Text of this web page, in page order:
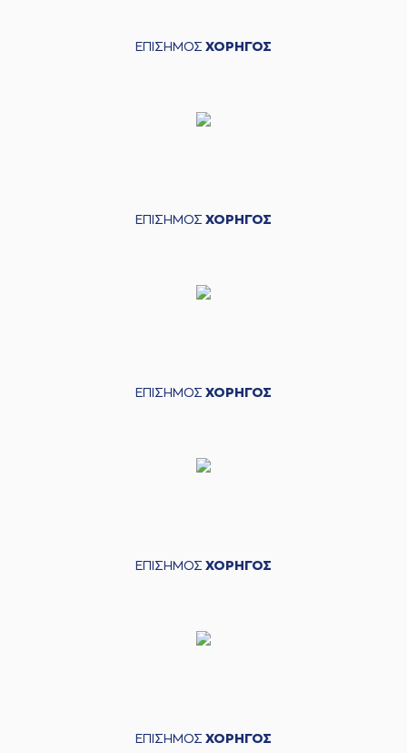
ΕΠΙΣΗΜΟΣ ΧΟΡΗΓΟΣ
ΕΠΙΣΗΜΟΣ ΧΟΡΗΓΟΣ
ΕΠΙΣΗΜΟΣ ΧΟΡΗΓΟΣ
ΕΠΙΣΗΜΟΣ ΧΟΡΗΓΟΣ
ΕΠΙΣΗΜΟΣ ΧΟΡΗΓΟΣ